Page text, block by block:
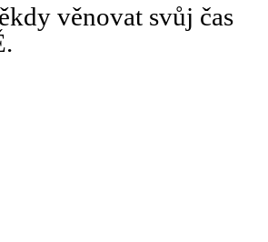
věnovat svůj čas